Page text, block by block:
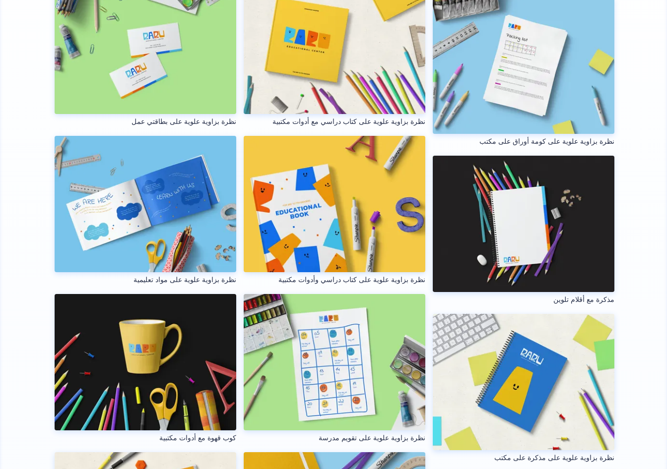
نظرة بزاوية علوية على كومة أوراق على مكتب
مذكرة مع أقلام تلوين
نظرة بزاوية علوية على مذكرة على مكتب
نظرة بزاوية علوية على كتاب دراسي مع أدوات مكتبية
نظرة بزاوية علوية على كتاب دراسي وأدوات مكتبية
نظرة بزاوية علوية على تقويم مدرسة
نظرة بزاوية علوية على بطاقتي عمل
نظرة بزاوية علوية على مواد تعليمية
كوب قهوة مع أدوات مكتبية